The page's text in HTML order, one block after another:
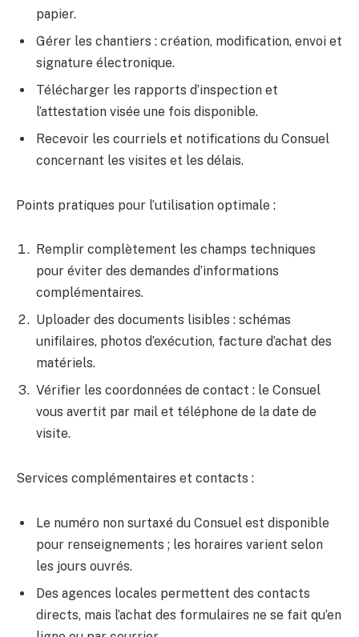
papier.
Gérer les chantiers : création, modification, envoi et
signature électronique.
Télécharger les rapports d’inspection et
l’attestation visée une fois disponible.
Recevoir les courriels et notifications du Consuel
concernant les visites et les délais.
Points pratiques pour l’utilisation optimale :
Remplir complètement les champs techniques
pour éviter des demandes d’informations
complémentaires.
Uploader des documents lisibles : schémas
unifilaires, photos d’exécution, facture d’achat des
matériels.
Vérifier les coordonnées de contact : le Consuel
vous avertit par mail et téléphone de la date de
visite.
Services complémentaires et contacts :
Le numéro non surtaxé du Consuel est disponible
pour renseignements ; les horaires varient selon
les jours ouvrés.
Des agences locales permettent des contacts
directs, mais l’achat des formulaires ne se fait qu’en